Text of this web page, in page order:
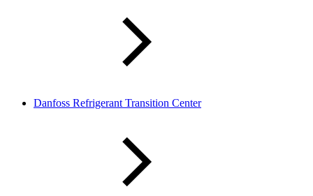
Danfoss Refrigerant Transition Center